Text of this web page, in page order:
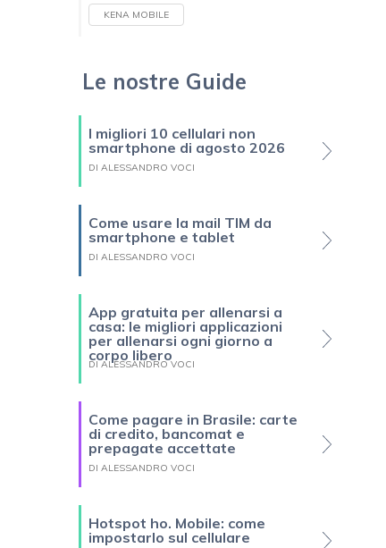
KENA MOBILE
Le nostre Guide
I migliori 10 cellulari non
smartphone di agosto 2026
DI ALESSANDRO VOCI
Come usare la mail TIM da
smartphone e tablet
DI ALESSANDRO VOCI
App gratuita per allenarsi a
casa: le migliori applicazioni
per allenarsi ogni giorno a
corpo libero
DI ALESSANDRO VOCI
Come pagare in Brasile: carte
di credito, bancomat e
prepagate accettate
DI ALESSANDRO VOCI
Hotspot ho. Mobile: come
impostarlo sul cellulare